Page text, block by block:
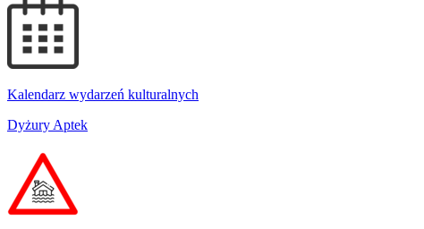
Kalendarz wydarzeń kulturalnych
Dyżury Aptek